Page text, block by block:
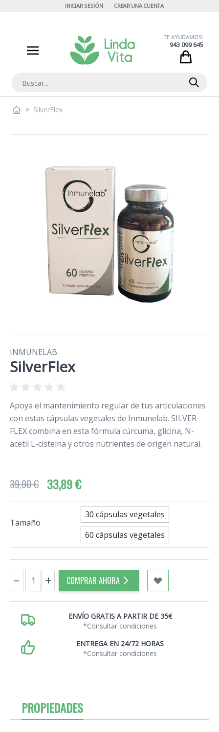
INICIAR SESIÓN CREAR UNA CUENTA
Buscar
TE AYUDAMOS:
943 099 645
> SilverFlex
INMUNELAB
SilverFlex
Apoya el mantenimiento regular de tus articulaciones
con estas cápsulas vegetales de Inmunelab. SILVER
FLEX combina en esta fórmula cúrcuma, glicina, N-
acetil L-cisteína y otros nutrientes de origen natural.
39,90 € 33,89 €
Tamaño
30 cápsulas vegetales
60 cápsulas vegetales
Cantidad
− + COMPRAR AHORA
ENVÍO GRATIS A PARTIR DE 35€
*Consultar condiciones
ENTREGA EN 24/72 HORAS
*Consultar condiciones
PROPIEDADES